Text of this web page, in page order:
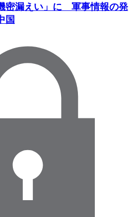
密漏えい」に 軍事情報の発
国